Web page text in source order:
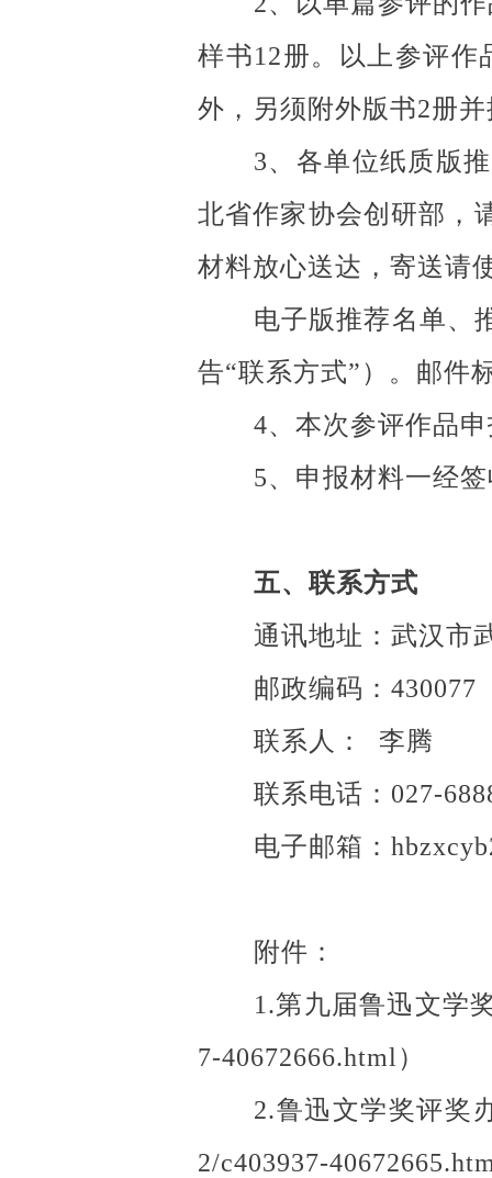
样书12册。以上参评作
外，另须附外版书2册
3、各单位纸质版
北省作家协会创研部，
材料放心送达，寄送请
电子版推荐名单、
告“联系方式”）。邮件
4、本次参评作品
5、申报材料一经
五、联系方式
通讯地址：武汉市
邮政编码：430077
联系人： 李腾
联系电话：027-
电子邮箱：
附件：
1.第九届鲁迅文学
7-40672666.html）
2.鲁迅文学奖评奖
2/c403937-